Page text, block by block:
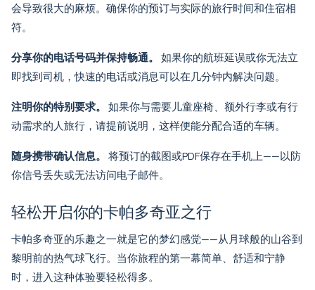
会导致很大的麻烦。确保你的预订与实际的旅行时间和住宿相
符。
分享你的电话号码并保持畅通。 如果你的航班延误或你无法立
即找到司机，快速的电话或消息可以在几分钟内解决问题。
注明你的特别要求。 如果你与需要儿童座椅、额外行李或有行
动需求的人旅行，请提前说明，这样便能分配合适的车辆。
随身携带确认信息。 将预订的截图或PDF保存在手机上——以防
你信号丢失或无法访问电子邮件。
轻松开启你的卡帕多奇亚之行
卡帕多奇亚的乐趣之一就是它的梦幻感觉——从月球般的山谷到
黎明前的热气球飞行。当你旅程的第一幕简单、舒适和宁静
时，进入这种体验要轻松得多。